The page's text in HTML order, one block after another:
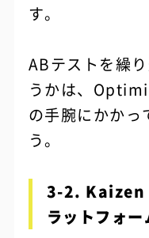
す。
ABテストを繰
うかは、
の手腕にかかっ
う。
3-2. Kaizen
ラットフォー